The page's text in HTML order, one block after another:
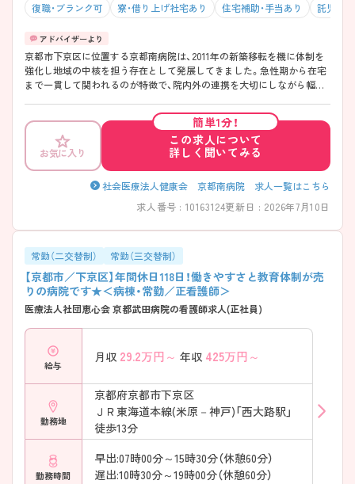
復職・ブランク可 寮・借り上げ社宅あり 住宅補助・手当あり 託児所
京都市下京区に位置する京都南病院は、2011年の新築移転を機に体制を
強化し地域の中核を担う存在として発展してきました。急性期から在宅
まで一貫して関われるのが特徴で、院内外の連携を大切にしながら幅広
やすさにも配慮されています！教育体制も整っており、プリセプター制度
や段階的な育成で経験に不安がある方も安心してスタートしやすい職場
――――――――――――――― 無理なく続けやすい勤務環境が魅力
です。 ・「週35時間勤務」で体力的にも安心 ・終業は16時30分と早め ・有給
取得率も高く計画的にお休み可能 → プライベートとの両立を大切にで
――――――――――――――― 一人ひとりに寄り添った教育環境で
す。 ・既卒者にもプリセプターを配置 ・教育専任の担当者が在籍 ・クリニ
――――――――――――――― ■ 幅広い医療を経験できる♪
――――――――――――――― 多様なフィールドでスキルアップが
可能です。 ・急性期～在宅まで一貫して関われる ・外来・入院・在宅の機
能を併せ持つ ・地域連携に深く関わる環境 → 幅広い視点を持った看護
師を目指せます ――――――――――――――― ■ 専門性も着実に深
められる ――――――――――――――― スキルアップの機会もしっ
会参加など外部研修も充実 → 実践＋学びの両立が叶います
お気に入り
簡単1分！
この求人について
詳しく聞いてみる
社会医療法人健康会 京都南病院 求人一覧はこちら
求人番号 : 10163124更新日 : 2026年7月10日
常勤（二交替制） 常勤（三交替制）
【京都市／下京区】年間休日118日！働きやすさと教育体制が売
りの病院です★＜病棟・常勤／正看護師＞
医療法人社団恵心会 京都武田病院の看護師求人(正社員)
給与
月収 29.2万円～ 年収 425万円～
勤務地
京都府京都市下京区
ＪＲ東海道本線(米原－神戸)「西大路駅」
徒歩13分
勤務時間
早出:07時00分～15時30分（休憩60分）
遅出:10時30分～19時00分（休憩60分）